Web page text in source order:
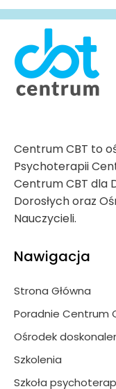
Centrum CBT to
Psychoterapii
Centrum CBT dla
Dorosłych oraz
Nauczycieli.
Nawigacja
Strona Główna
Poradnie Centrum
Ośrodek
Szkolenia
Szkoła